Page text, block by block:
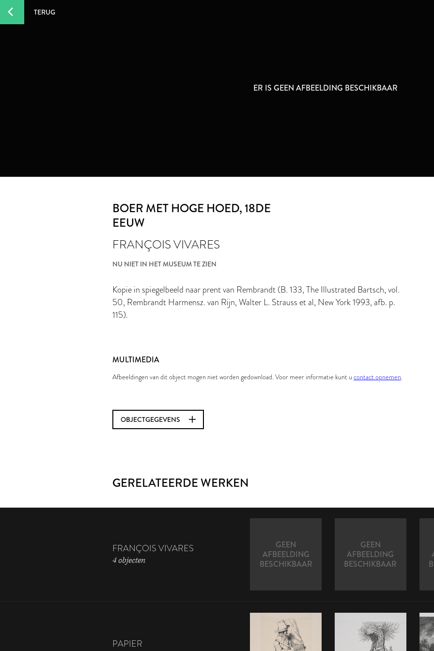
TERUG
ER IS GEEN AFBEELDING BESCHIKBAAR
BOER MET HOGE HOED, 18DE
EEUW
FRANÇOIS VIVARES
NU NIET IN HET MUSEUM TE ZIEN
Kopie in spiegelbeeld naar prent van Rembrandt (B. 133, The Illustrated Bartsch, vol.
50, Rembrandt Harmensz. van Rijn, Walter L. Strauss et al, New York 1993, afb. p.
115).
MULTIMEDIA
Afbeeldingen van dit object mogen niet worden gedownload. Voor meer informatie kunt u contact opnemen.
OBJECTGEGEVENS
GERELATEERDE WERKEN
FRANÇOIS VIVARES
4 objecten
GEEN
AFBEELDING
BESCHIKBAAR
GEEN
AFBEELDING
BESCHIKBAAR
PAPIER